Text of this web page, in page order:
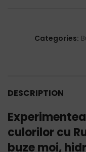
Categories:
DESCRIPTION
culorilor cu
buze moi,